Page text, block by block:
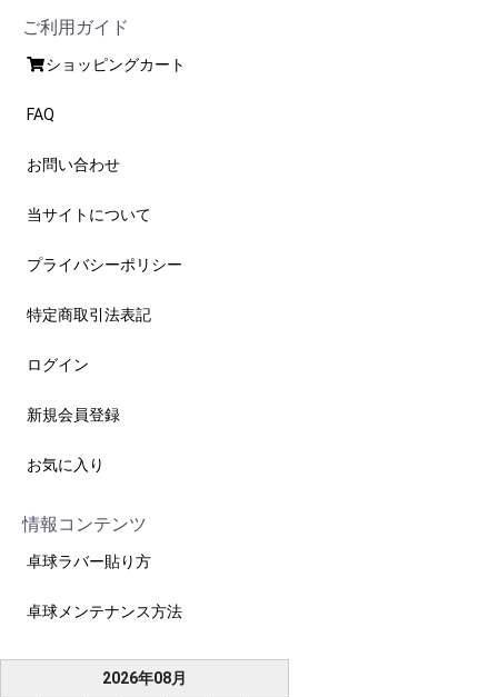
ご利用ガイド
ショッピングカート
FAQ
お問い合わせ
当サイトについて
プライバシーポリシー
特定商取引法表記
ログイン
新規会員登録
お気に入り
情報コンテンツ
卓球ラバー貼り方
卓球メンテナンス方法
2026年08月